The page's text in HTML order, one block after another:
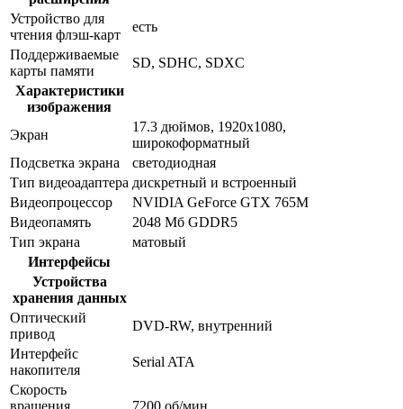
Устройство для
чтения флэш-карт
есть
Поддерживаемые
карты памяти
SD, SDHC, SDXC
Характеристики
изображения
Экран
17.3 дюймов, 1920x1080,
широкоформатный
Подсветка экрана
светодиодная
Тип видеоадаптера дискретный и встроенный
Видеопроцессор
NVIDIA GeForce GTX 765M
Видеопамять
2048 Мб GDDR5
Тип экрана
матовый
Интерфейсы
Устройства
хранения данных
Оптический
привод
DVD-RW, внутренний
Интерфейс
накопителя
Serial ATA
Скорость